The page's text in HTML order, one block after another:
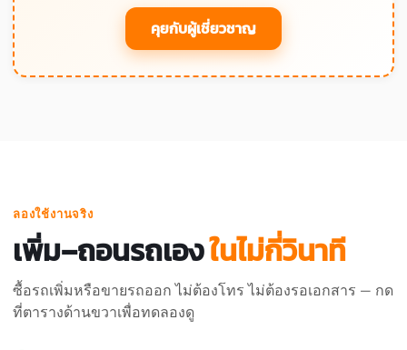
คุยกับผู้เชี่ยวชาญ
ลองใช้งานจริง
เพิ่ม–ถอนรถเองในไม่กี่วินาที
ซื้อรถเพิ่มหรือขายรถออก ไม่ต้องโทร ไม่ต้องรอเอกสาร — กด
ที่ตารางด้านขวาเพื่อทดลองดู